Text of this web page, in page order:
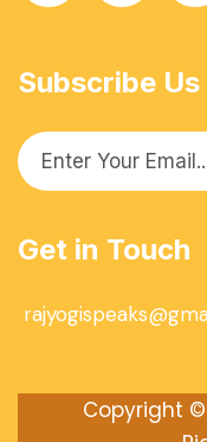
Subscribe Us
Get in Touch
Copyright